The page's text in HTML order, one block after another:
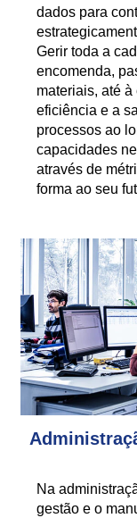
dados para
Gerir toda a
encomenda,
materiais, até
eficiência e a
processos ao
capacidades
através de
forma ao seu
Na
gestão e o